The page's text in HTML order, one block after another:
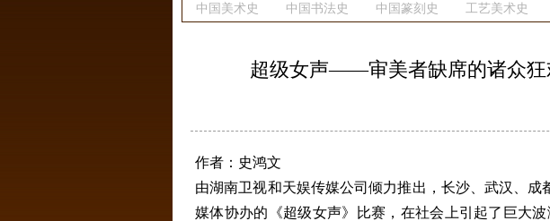
中国美术史 中国书法史 中国篆刻史 工艺美术史
超级女声——审美者缺席的诸众狂
作者：史鸿文
由湖南卫视和天娱传媒公司倾力推出，长沙、武汉、
媒体协办的《超级女声》比赛，在社会上引起了巨大